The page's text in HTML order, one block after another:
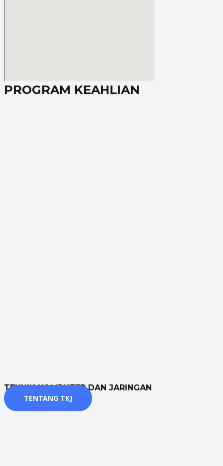
PROGRAM KEAHLIAN
TEKNIK KOMPUTER DAN JARINGAN
TENTANG TKJ